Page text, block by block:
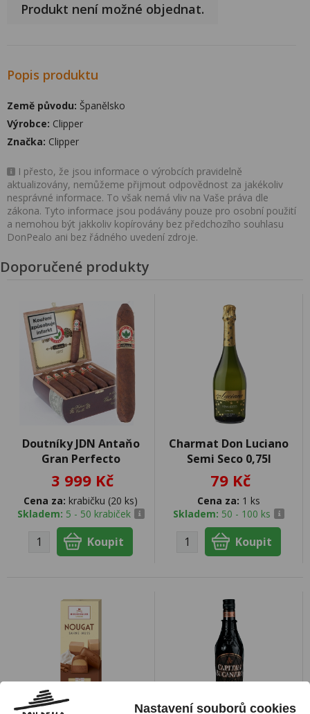
Produkt není možné objednat.
Popis produktu
Země původu: Španělsko
Výrobce: Clipper
Značka: Clipper
I přesto, že jsou informace o výrobcích pravidelně
aktualizovány, nemůžeme přijmout odpovědnost za jakékoliv
nesprávné informace. To však nemá vliv na Vaše práva dle
zákona. Tyto informace jsou podávány pouze pro osobní použití
a nemohou být jakkoliv kopírovány bez předchozího souhlasu
DonPealo ani bez řádného uvedení zdroje.
Doporučené produkty
Doutníky JDN Antaňo
Gran Perfecto
3 999 Kč
Cena za: krabičku (20 ks)
Skladem: 5 - 50 krabiček
Charmat Don Luciano
Semi Seco 0,75l
79 Kč
Cena za: 1 ks
Skladem: 50 - 100 ks
Nastavení souborů cookies